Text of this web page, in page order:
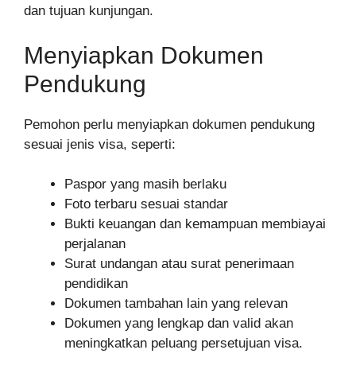
dan tujuan kunjungan.
Menyiapkan Dokumen
Pendukung
Pemohon perlu menyiapkan dokumen pendukung
sesuai jenis visa, seperti:
Paspor yang masih berlaku
Foto terbaru sesuai standar
Bukti keuangan dan kemampuan membiayai
perjalanan
Surat undangan atau surat penerimaan
pendidikan
Dokumen tambahan lain yang relevan
Dokumen yang lengkap dan valid akan
meningkatkan peluang persetujuan visa.